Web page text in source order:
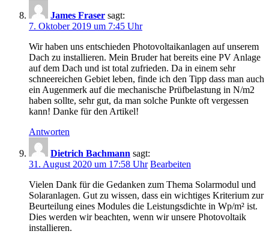
James Fraser sagt:
7. Oktober 2019 um 7:45 Uhr
Wir haben uns entschieden Photovoltaikanlagen auf unserem
Dach zu installieren. Mein Bruder hat bereits eine PV Anlage
auf dem Dach und ist total zufrieden. Da in einem sehr
schneereichen Gebiet leben, finde ich den Tipp dass man auch
ein Augenmerk auf die mechanische Prüfbelastung in N/m2
haben sollte, sehr gut, da man solche Punkte oft vergessen
kann! Danke für den Artikel!
Antworten
Dietrich Bachmann sagt:
31. August 2020 um 17:58 Uhr Bearbeiten
Vielen Dank für die Gedanken zum Thema Solarmodul und
Solaranlagen. Gut zu wissen, dass ein wichtiges Kriterium zur
Beurteilung eines Modules die Leistungsdichte in Wp/m² ist.
Dies werden wir beachten, wenn wir unsere Photovoltaik
installieren.